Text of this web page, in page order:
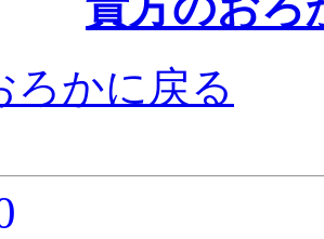
ろかに戻る